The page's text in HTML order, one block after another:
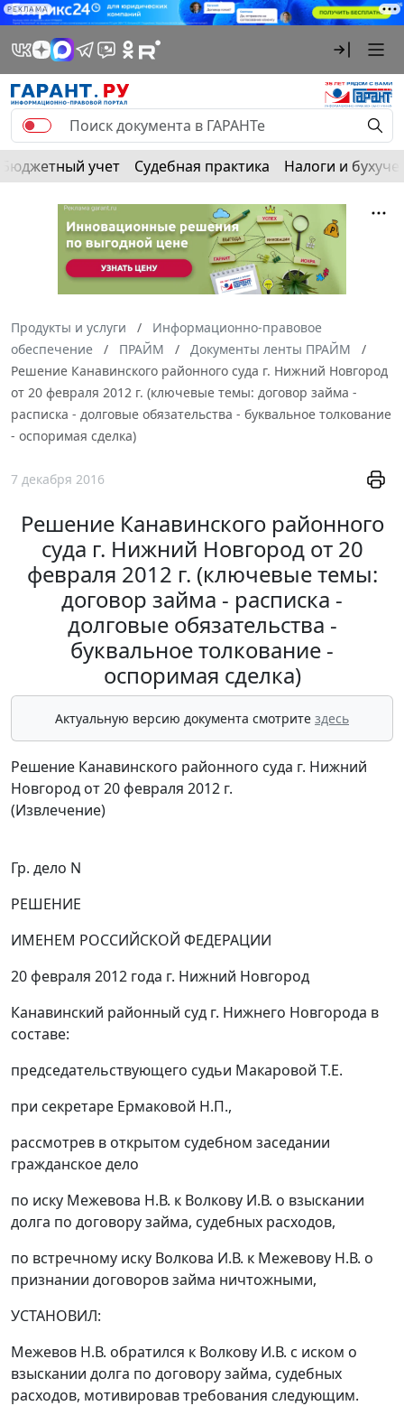
РЕКЛАМА
Бюджетный учет Судебная практика Налоги и
Продукты и услуги
Информационно-правовое
обеспечение
ПРАЙМ
Документы ленты ПРАЙМ
Решение Канавинского районного суда г. Нижний Новгород
от 20 февраля 2012 г. (ключевые темы: договор займа -
расписка - долговые обязательства - буквальное толкование
- оспоримая сделка)
7 декабря 2016
Решение Канавинского районного
суда г. Нижний Новгород от 20
февраля 2012 г. (ключевые темы:
договор займа - расписка -
долговые обязательства -
буквальное толкование -
оспоримая сделка)
Актуальную версию документа смотрите здесь
Решение Канавинского районного суда г. Нижний
Новгород от 20 февраля 2012 г.
(Извлечение)
Гр. дело N
РЕШЕНИЕ
ИМЕНЕМ РОССИЙСКОЙ ФЕДЕРАЦИИ
20 февраля 2012 года г. Нижний Новгород
Канавинский районный суд г. Нижнего Новгорода в
составе:
председательствующего судьи Макаровой Т.Е.
при секретаре Ермаковой Н.П.,
рассмотрев в открытом судебном заседании
гражданское дело
по иску Межевова Н.В. к Волкову И.В. о взыскании
долга по договору займа, судебных расходов,
по встречному иску Волкова И.В. к Межевову Н.В. о
признании договоров займа ничтожными,
УСТАНОВИЛ:
Межевов Н.В. обратился к Волкову И.В. с иском о
взыскании долга по договору займа, судебных
расходов, мотивировав требования следующим.